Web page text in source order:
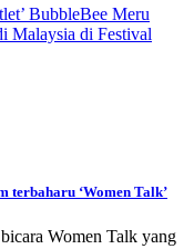
BubbleBee Meru
Malaysia di Festival
terbaharu ‘Women Talk’
Women Talk yang